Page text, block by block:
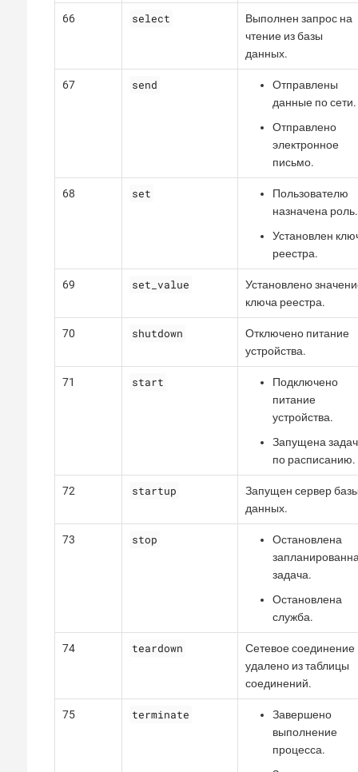
66 select
Выполнен запрос на
чтение из базы
данных.
67 send
Отправлены
данные по сети.
Отправлено
электронное
письмо.
68 set
Пользователю
назначена роль.
Установлен
реестра.
69 set_value
Установлено
ключа реестра.
70 shutdown
Отключено питание
устройства.
71 start
Подключено
питание
устройства.
Запущена
по расписанию.
72 startup
Запущен сервер
данных.
73 stop
Остановлена
задача.
Остановлена
служба.
74 teardown
Сетевое соединение
удалено из таблицы
соединений.
75 terminate
Завершено
выполнение
процесса.